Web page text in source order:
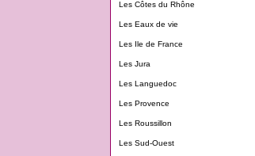
Les Côtes du Rhône
Les Eaux de vie
Les Ile de France
Les Jura
Les Languedoc
Les Provence
Les Roussillon
Les Sud-Ouest